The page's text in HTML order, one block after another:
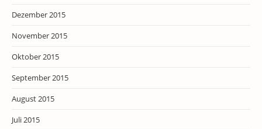
Dezember 2015
November 2015
Oktober 2015
September 2015
August 2015
Juli 2015